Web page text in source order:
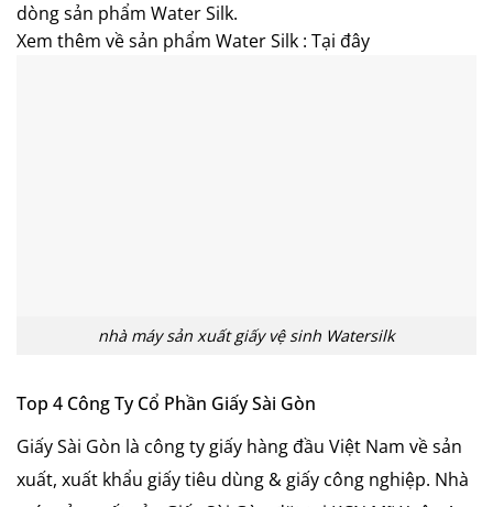
dòng sản phẩm Water Silk.
Xem thêm về sản phẩm Water Silk : Tại đây
nhà máy sản xuất giấy vệ sinh Watersilk
Top 4 Công Ty Cổ Phần Giấy Sài Gòn
Giấy Sài Gòn là công ty giấy hàng đầu Việt Nam về sản
xuất, xuất khẩu giấy tiêu dùng & giấy công nghiệp. Nhà